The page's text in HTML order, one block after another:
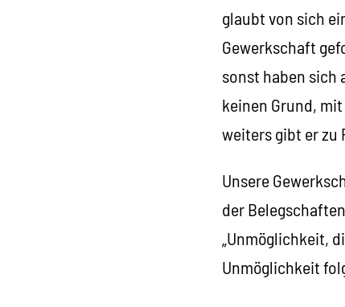
glaubt von sich
Gewerkschaft
sonst haben sich
keinen Grund,
weiters gibt er zu
Unsere
der
„Unmöglichkeit,
Unmöglichkeit